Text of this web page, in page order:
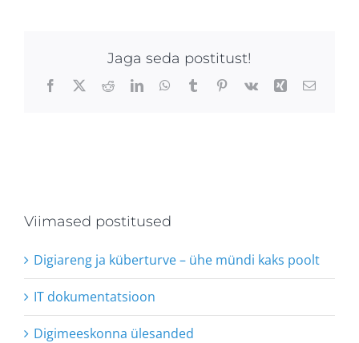
Jaga seda postitust!
Facebook
X RedditLinkedInWhatsApp
TumblrPinterest
Vk Xing Email
Viimased postitused
Digiareng ja küberturve – ühe mündi kaks poolt
IT dokumentatsioon
Digimeeskonna ülesanded